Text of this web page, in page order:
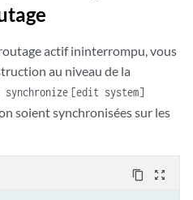
actif ininterrompu, vous
au niveau de la
synchronize [edit system]
soient synchronisées sur les
content_copy zoom_out_map